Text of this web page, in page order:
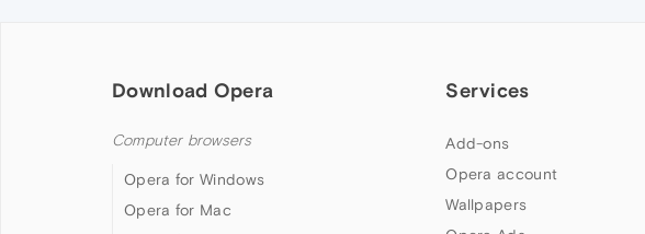
Download Opera
Computer browsers
Opera for Windows
Opera for Mac
Services
Add-ons
Opera account
Wallpapers